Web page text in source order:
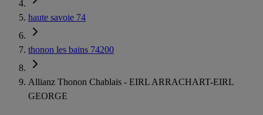
haute savoie 74
thonon les bains 74200
Allianz Thonon Chablais - EIRL ARRACHART-EIRL
GEORGE